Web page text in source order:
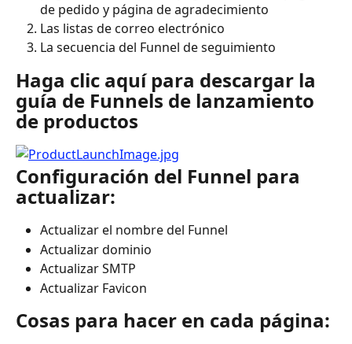
de pedido y página de agradecimiento
Las listas de correo electrónico
La secuencia del Funnel de seguimiento
Haga clic aquí para descargar la
guía de Funnels de lanzamiento
de productos
Configuración del Funnel para
actualizar:
Actualizar el nombre del Funnel
Actualizar dominio
Actualizar SMTP
Actualizar Favicon
Cosas para hacer en cada página: